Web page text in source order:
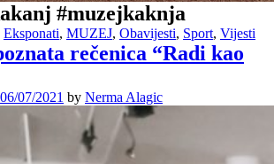
#muzejkaknja
Eksponati, MUZEJ, Obavijesti, Sport, Vijesti
rečenica “Radi kao
06/07/2021 by Nerma Alagic